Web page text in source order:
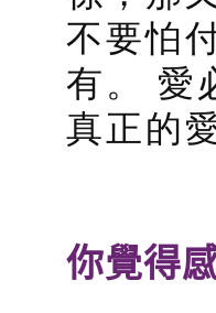
不要怕
有。 愛
真正的愛
你覺得